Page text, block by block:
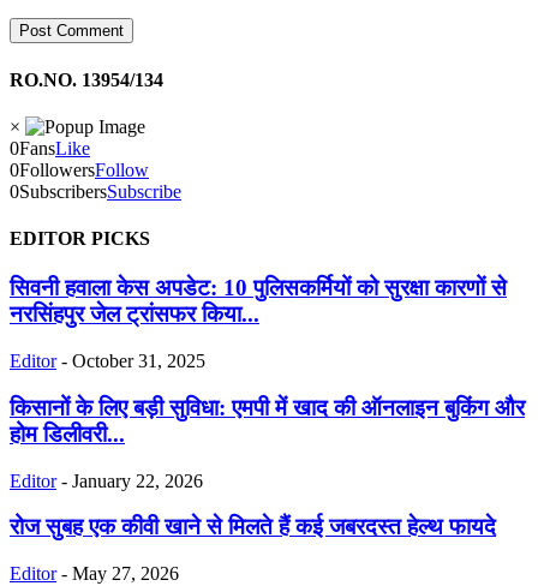
RO.NO. 13954/134
×
0FansLike
0FollowersFollow
0SubscribersSubscribe
EDITOR PICKS
सिवनी हवाला केस अपडेट: 10 पुलिसकर्मियों को सुरक्षा कारणों से
नरसिंहपुर जेल ट्रांसफर किया...
Editor - October 31, 2025
किसानों के लिए बड़ी सुविधा: एमपी में खाद की ऑनलाइन बुकिंग और
होम डिलीवरी...
Editor - January 22, 2026
रोज सुबह एक कीवी खाने से मिलते हैं कई जबरदस्त हेल्थ फायदे
Editor - May 27, 2026